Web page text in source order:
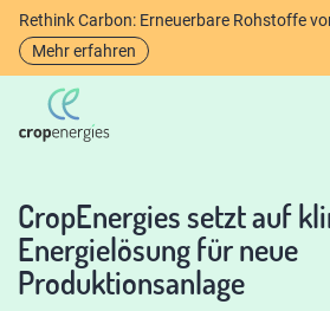
Rethink Carbon: Erneuerbare Rohstoffe
Mehr erfahren
CropEnergies setzt auf
Energielösung für neue
Produktionsanlage